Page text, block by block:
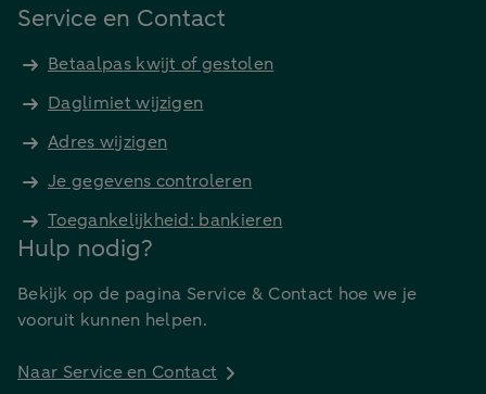
Service en Contact
Betaalpas kwijt of gestolen
Daglimiet wijzigen
Adres wijzigen
Je gegevens controleren
Toegankelijkheid: bankieren
Hulp nodig?
Bekijk op de pagina Service & Contact hoe we je
vooruit kunnen helpen.
Naar Service en Contact